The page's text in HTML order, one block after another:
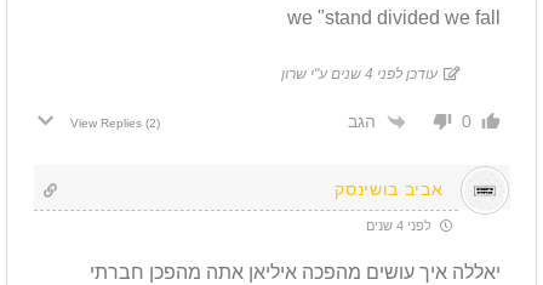
we "stand divided we fall
עודכן לפני 4 שנים ע"י שרון
0 הגב View Replies (2)
אביב בושינסק
לפני 4 שנים
יאללה איך עושים מהפכה איליאן אתה מהפכן חברתי